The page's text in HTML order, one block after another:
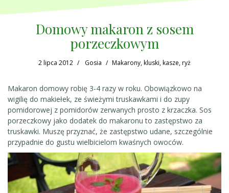
Domowy makaron z sosem
porzeczkowym
2 lipca 2012 Gosia Makarony, kluski, kasze, ryż
Makaron domowy robię 3-4 razy w roku. Obowiązkowo na
wigilię do makiełek, ze świeżymi truskawkami i do zupy
pomidorowej z pomidorów zerwanych prosto z krzaczka. Sos
porzeczkowy jako dodatek do makaronu to zastępstwo za
truskawki. Muszę przyznać, że zastępstwo udane, szczególnie
przypadnie do gustu wielbicielom kwaśnych owoców.